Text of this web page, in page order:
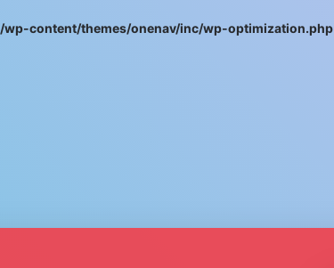
content/themes/onenav/inc/wp-optimization.php